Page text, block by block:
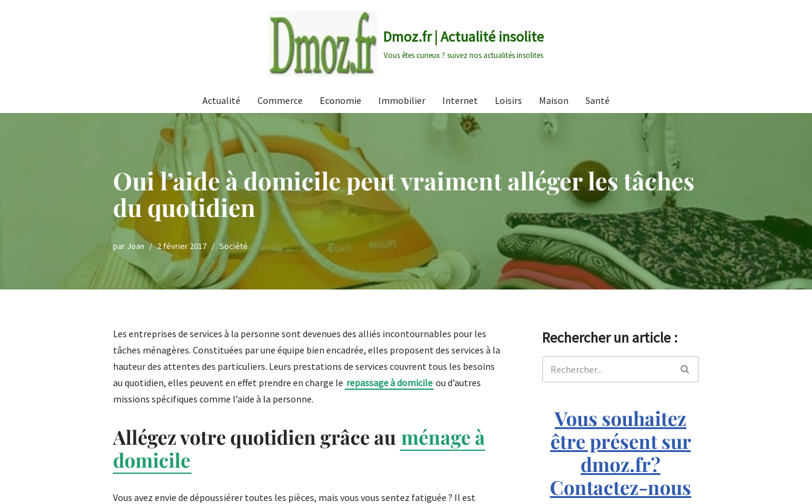
Dmoz.fr | Actualité insolite
Vous êtes curieux ? suivez nos actualités insolites
Actualité Commerce Economie Immobilier Internet Loisirs Maison Santé
Oui l’aide à domicile peut vraiment alléger les tâches
du quotidien
par Joan 2 février 2017 Société
Les entreprises de services à la personne sont devenues des alliés incontournables pour les
tâches ménagères. Constituées par une équipe bien encadrée, elles proposent des services à la
hauteur des attentes des particuliers. Leurs prestations de services couvrent tous les besoins
au quotidien, elles peuvent en effet prendre en charge le repassage à domicile ou d’autres
missions spécifiques comme l’aide à la personne.
Allégez votre quotidien grâce au ménage à
domicile
Vous avez envie de dépoussiérer toutes les pièces, mais vous vous sentez fatiguée ? Il est
Rechercher un article :
Vous souhaitez
être présent sur
dmoz.fr?
Contactez-nous